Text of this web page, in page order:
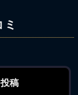
稿